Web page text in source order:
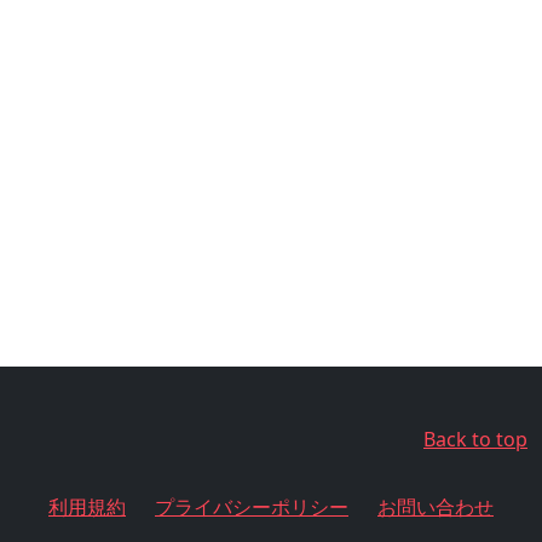
Back to top
利用規約 プライバシーポリシー お問い合わせ